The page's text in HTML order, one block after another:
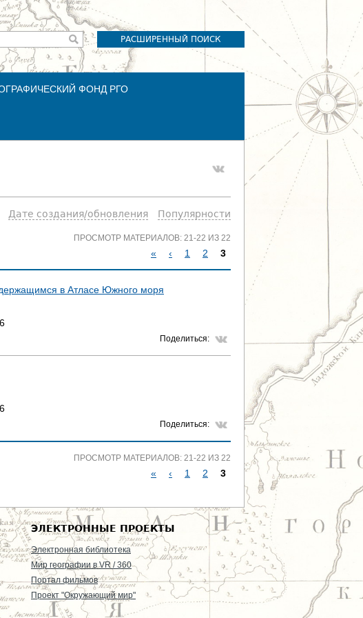
РАСШИРЕННЫЙ ПОИСК
ФОНД РГО
Дате создания/обновления Популярности
ПРОСМОТР МАТЕРИАЛОВ: 21-22 ИЗ 22
С
А
Ы
« ‹ 1 2 3
в Атласе Южного моря
Поделиться:
Поделиться:
ПРОСМОТР МАТЕРИАЛОВ: 21-22 ИЗ 22
Т
Р
А
Н
« ‹ 1 2 3
ЭЛЕКТРОННЫЕ ПРОЕКТЫ
Электронная библиотека
Мир географии в VR / 360
Портал фильмов
Проект "Окружающий мир"